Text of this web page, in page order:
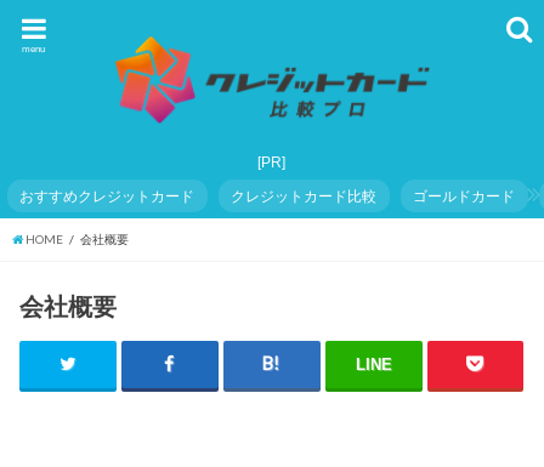
menu
おすすめクレジットカード クレジットカード比較 ゴールドカード
HOME 会社概要
会社概要
LINE